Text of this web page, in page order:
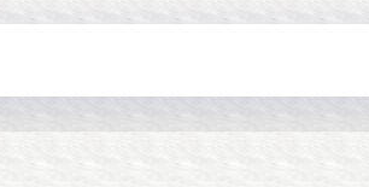
国
戏